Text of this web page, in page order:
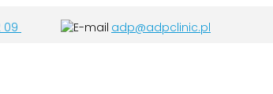
09 adp@adpclinic.pl